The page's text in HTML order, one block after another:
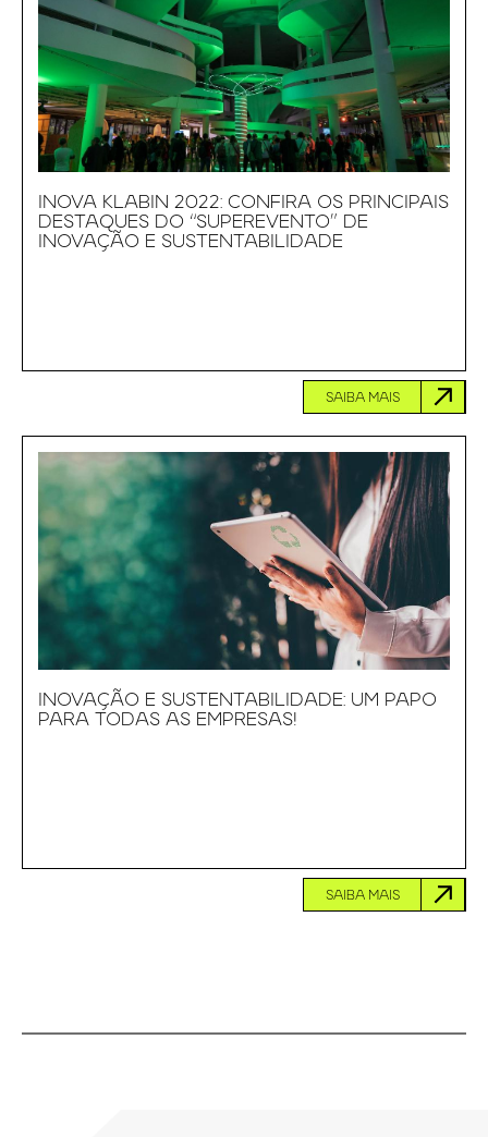
INOVA KLABIN 2022: CONFIRA OS PRINCIPAIS
DESTAQUES DO “SUPEREVENTO” DE
INOVAÇÃO E SUSTENTABILIDADE
SAIBA MAIS
INOVAÇÃO E SUSTENTABILIDADE: UM PAPO
PARA TODAS AS EMPRESAS!
SAIBA MAIS